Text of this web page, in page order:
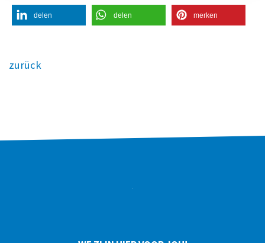
delen delen merken
zurück